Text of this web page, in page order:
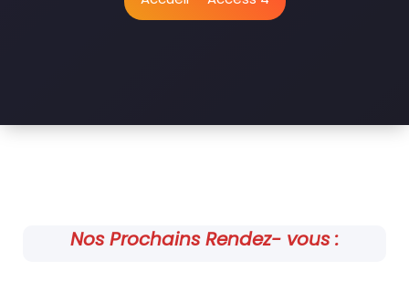
Nos Prochains Rendez- vous :